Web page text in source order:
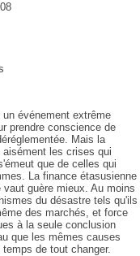
événement extrême
prendre conscience de
Mais la
les crises qui
que de celles qui
La finance étasusienne
guère mieux. Au moins
du désastre tels qu'ils
des marchés, et force
à la seule conclusion
que les mêmes causes
de tout changer.